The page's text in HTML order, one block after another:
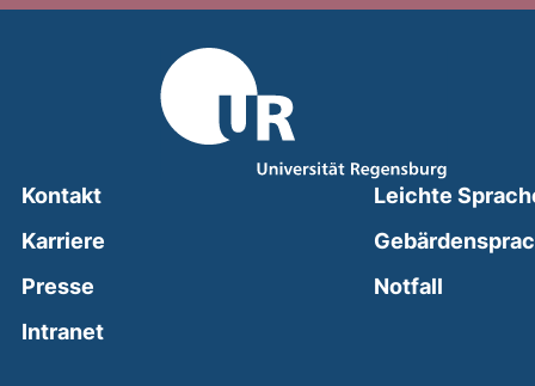
Kontakt
Karriere
Presse
Intranet(external link, opens in a new window)
Leichte
Notfall